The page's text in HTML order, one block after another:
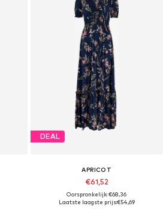
DEAL
APRICOT
€61,52
Oorspronkelijk: €68,36
Laatste laagste prijs:€54,69